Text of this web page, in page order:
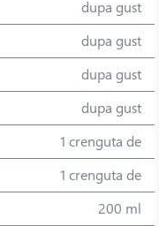
dupa gust
dupa gust
dupa gust
dupa gust
1 crenguta de
1 crenguta de
200 ml